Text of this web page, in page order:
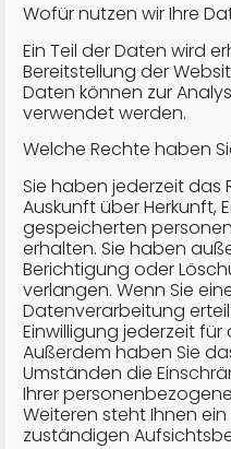
Wofür nutzen wir Ihre
Ein Teil der Daten wird
Bereitstellung der
Daten können zur
verwendet werden.
Welche Rechte haben
Sie haben jederzeit das
Auskunft über Herkunft,
gespeicherten
erhalten. Sie haben
Berichtigung oder
verlangen. Wenn Sie
Datenverarbeitung
Einwilligung jederzeit
Außerdem haben Sie
Umständen die
Ihrer
Weiteren steht Ihnen
zuständigen